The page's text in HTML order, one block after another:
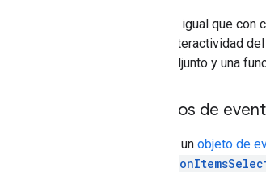
Al igual que
interactividad
adjunto y una
Objetos de
Se crea un objeto de